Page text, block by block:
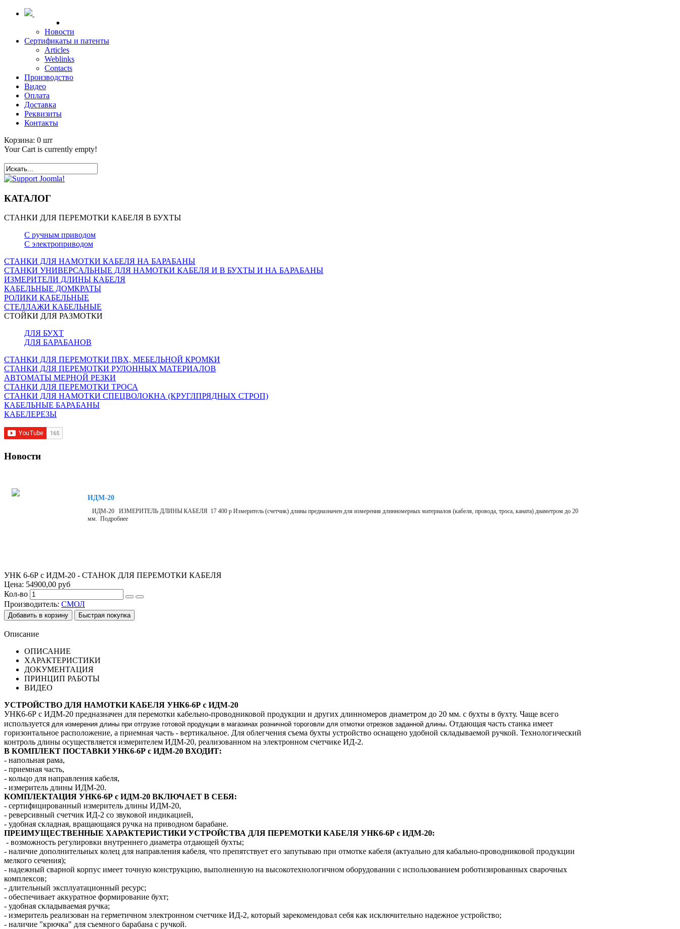
Новости
Сертификаты и патенты
Articles
Weblinks
Contacts
Производство
Видео
Оплата
Доставка
Реквизиты
Контакты
Корзина: 0 шт
Your Cart is currently empty!
КАТАЛОГ
СТАНКИ ДЛЯ ПЕРЕМОТКИ КАБЕЛЯ В БУХТЫ
С ручным приводом
С электроприводом
СТАНКИ ДЛЯ НАМОТКИ КАБЕЛЯ НА БАРАБАНЫ
СТАНКИ УНИВЕРСАЛЬНЫЕ ДЛЯ НАМОТКИ КАБЕЛЯ И В БУХТЫ И НА БАРАБАНЫ
ИЗМЕРИТЕЛИ ДЛИНЫ КАБЕЛЯ
КАБЕЛЬНЫЕ ДОМКРАТЫ
РОЛИКИ КАБЕЛЬНЫЕ
СТЕЛЛАЖИ КАБЕЛЬНЫЕ
СТОЙКИ ДЛЯ РАЗМОТКИ
ДЛЯ БУХТ
ДЛЯ БАРАБАНОВ
СТАНКИ ДЛЯ ПЕРЕМОТКИ ПВХ, МЕБЕЛЬНОЙ КРОМКИ
СТАНКИ ДЛЯ ПЕРЕМОТКИ РУЛОННЫХ МАТЕРИАЛОВ
АВТОМАТЫ МЕРНОЙ РЕЗКИ
СТАНКИ ДЛЯ ПЕРЕМОТКИ ТРОСА
СТАНКИ ДЛЯ НАМОТКИ СПЕЦВОЛОКНА (КРУГЛПРЯДНЫХ СТРОП)
КАБЕЛЬНЫЕ БАРАБАНЫ
КАБЕЛЕРЕЗЫ
Новости
ИДМ-20
ИДМ-20 ИЗМЕРИТЕЛЬ ДЛИНЫ КАБЕЛЯ 17 400 р Измеритель (счетчик) длины предназначен для измерения длинномерных материалов (кабеля, провода, троса, каната) диаметром до 20
мм. Подробнее
УНК 6-6Р с ИДМ-20 - СТАНОК ДЛЯ ПЕРЕМОТКИ КАБЕЛЯ
Цена: 54900,00 руб
Кол-во
Производитель: СМОЛ
Описание
ОПИСАНИЕ
ХАРАКТЕРИСТИКИ
ДОКУМЕНТАЦИЯ
ПРИНЦИП РАБОТЫ
ВИДЕО
УСТРОЙСТВО ДЛЯ НАМОТКИ КАБЕЛЯ УНК6-6Р с ИДМ-20
УНК6-6Р с ИДМ-20 предназначен для перемотки кабельно-проводниковой продукции и других длинномеров диаметром до 20 мм. с бухты в бухту. Чаще всего
используется для измерения длины при отгрузке готовой продукции в магазинах розничной тороговли для отмотки отрезков заданной длины. Отдающая часть станка имеет
горизонтальное расположение, а приемная часть - вертикальное. Для облегчения съема бухты устройство оснащено удобной складываемой ручкой. Технологический
контроль длины осуществляется измерителем ИДМ-20, реализованном на электронном счетчике ИД-2.
В КОМПЛЕКТ ПОСТАВКИ УНК6-6Р с ИДМ-20 ВХОДИТ:
- напольная рама,
- приемная часть,
- кольцо для направления кабеля,
- измеритель длины ИДМ-20.
КОМПЛЕКТАЦИЯ УНК6-6Р с ИДМ-20 ВКЛЮЧАЕТ В СЕБЯ:
- сертифицированный измеритель длины ИДМ-20,
- реверсивный счетчик ИД-2 со звуковой индикацией,
- удобная складная, вращающаяся ручка на приводном барабане.
ПРЕИМУЩЕСТВЕННЫЕ ХАРАКТЕРИСТИКИ УСТРОЙСТВА ДЛЯ ПЕРЕМОТКИ КАБЕЛЯ УНК6-6Р с ИДМ-20:
- возможность регулировки внутреннего диаметра отдающей бухты;
- наличие дополнительных колец для направления кабеля, что препятствует его запутываю при отмотке кабеля (актуально для кабально-проводниковой продукции
мелкого сечения);
- надежный сварной корпус имеет точную конструкцию, выполненную на высокотехнологичном оборудовании с использованием роботизированных сварочных
комплексов;
- длительный эксплуатационный ресурс;
- обеспечивает аккуратное формирование бухт;
- удобная складываемая ручка;
- измеритель реализован на герметичном электронном счетчике ИД-2, который зарекомендовал себя как исключительно надежное устройство;
- наличие "крючка" для съемного барабана с ручкой.